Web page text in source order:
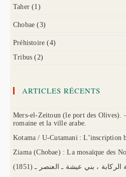
Taher (1)
Chobae (3)
Préhistoire (4)
Tribus (2)
ARTICLES RÉCENTS
Mers-el-Zeitoun (le port des
romaine et la ville arabe.
Kotama / U-Cutamani : L’inscription
Ziama (Chobae) : La mosaïque des
الركابة ، بني عيشة ـ العنصر ـ